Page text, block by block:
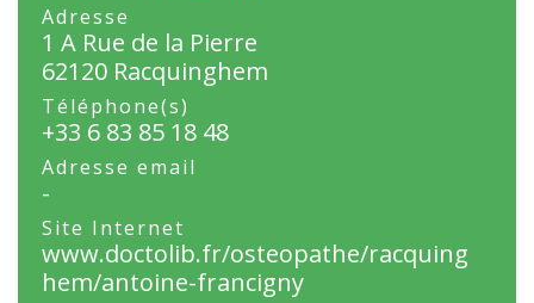
Adresse
1 A Rue de la Pierre
62120 Racquinghem
Téléphone(s)
+33 6 83 85 18 48
Adresse email
-
Site Internet
www.doctolib.fr/osteopathe/racquing
hem/antoine-francigny